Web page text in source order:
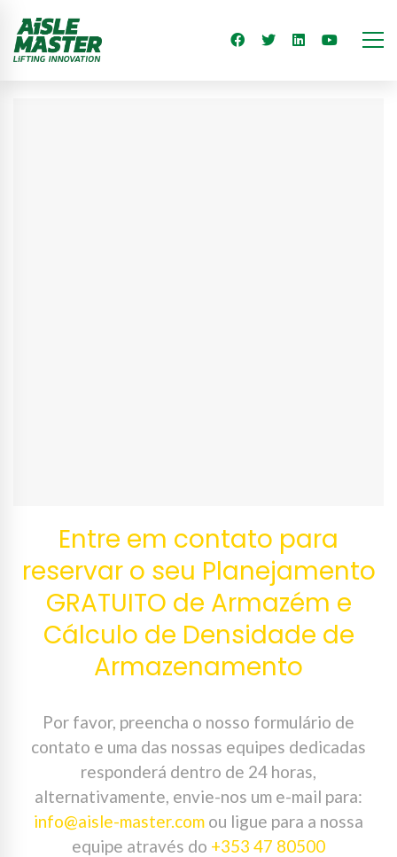
Entre em contato para
reservar o seu Planejamento
GRATUITO de Armazém e
Cálculo de Densidade de
Armazenamento
Por favor, preencha o nosso formulário de
contato e uma das nossas equipes dedicadas
responderá dentro de 24 horas,
alternativamente, envie-nos um e-mail para:
info@aisle-master.com ou ligue para a nossa
equipe através do +353 47 80500